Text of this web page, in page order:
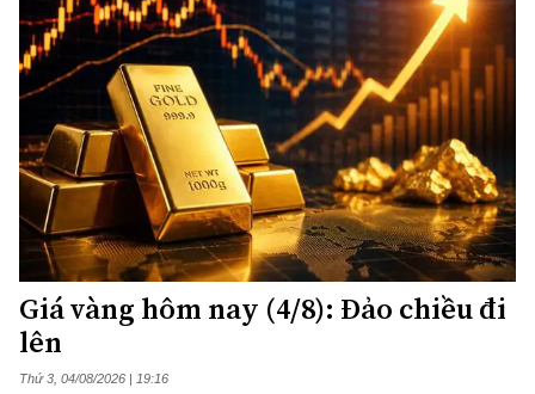
Giá vàng hôm nay (4/8): Đảo chiều đi
lên
Thứ 3, 04/08/2026 | 19:16